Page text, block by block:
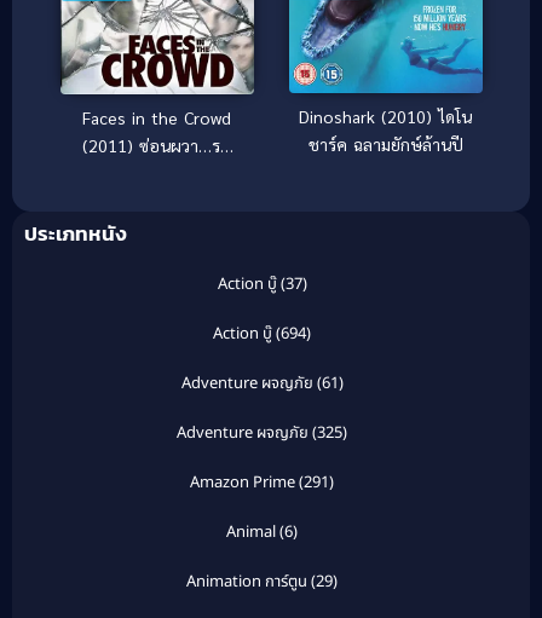
Faces in the Crowd
(2011) ซ่อนผวา…รอ
Dinoshark (2010) ไดโน
ชาร์ค ฉลามยักษ์ล้านปี
ประเภทหนัง
Action บู๊(37)
Action บู๊(694)
Adventure ผจญภัย (61)
Adventure ผจญภัย (325)
Amazon Prime(291)
Animal(6)
Animation การ์ตูน (29)